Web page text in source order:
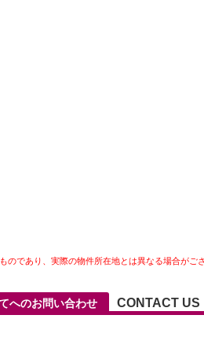
であり、実際の物件所在地とは異なる場合がござ
へのお問い合わせ CONTACT US